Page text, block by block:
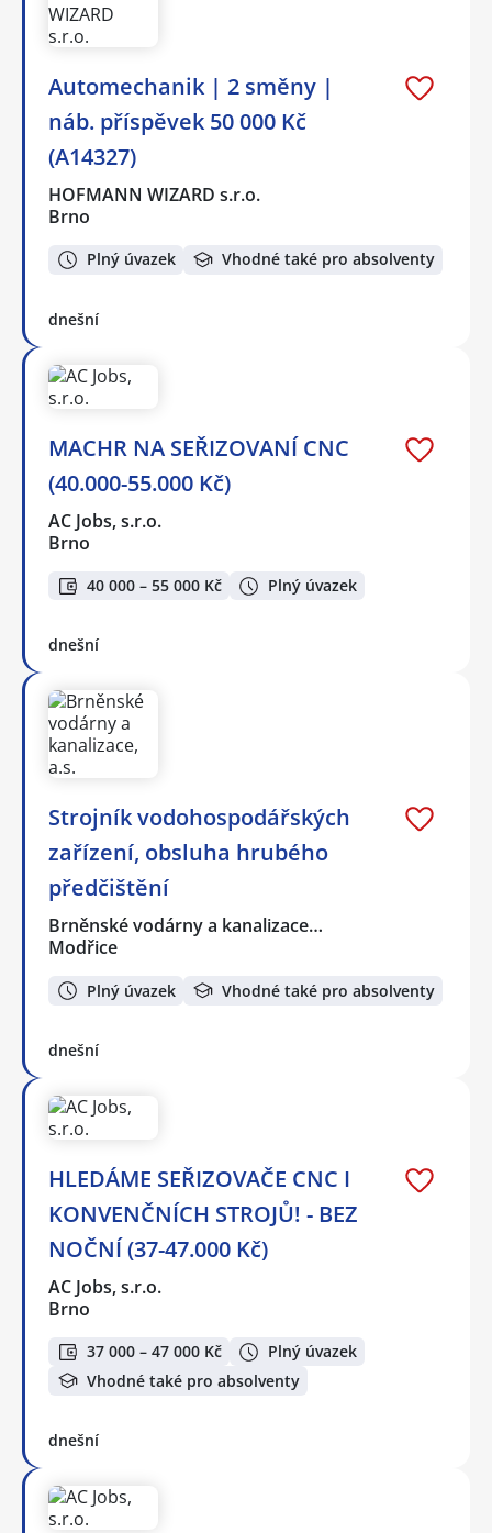
Automechanik | 2 směny |
náb. příspěvek 50 000 Kč
(A14327)
HOFMANN WIZARD s.r.o.
Brno
Plný úvazek Vhodné také pro absolventy
dnešní
MACHR NA SEŘIZOVANÍ CNC
(40.000-55.000 Kč)
AC Jobs, s.r.o.
Brno
40 000 – 55 000 Kč Plný úvazek
dnešní
Strojník vodohospodářských
zařízení, obsluha hrubého
předčištění
Brněnské vodárny a kanalizace…
Modřice
Plný úvazek Vhodné také pro absolventy
dnešní
HLEDÁME SEŘIZOVAČE CNC I
KONVENČNÍCH STROJŮ! - BEZ
NOČNÍ (37-47.000 Kč)
AC Jobs, s.r.o.
Brno
37 000 – 47 000 Kč
Plný úvazek
Vhodné také pro absolventy
dnešní